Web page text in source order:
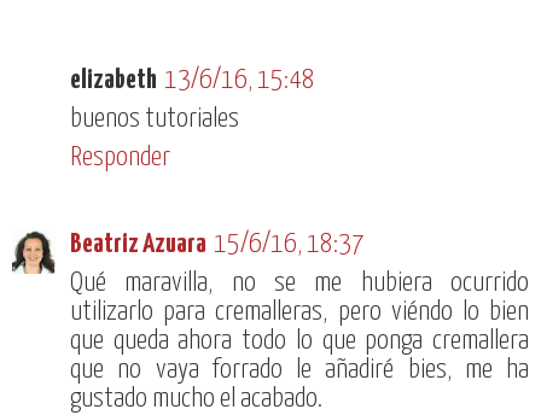
elizabeth 13/6/16, 15:48
buenos tutoriales
Responder
Beatriz Azuara 15/6/16, 18:37
Qué maravilla, no se me hubiera ocurrido
utilizarlo para cremalleras, pero viéndo lo bien
que queda ahora todo lo que ponga cremallera
que no vaya forrado le añadiré bies, me ha
gustado mucho el acabado.